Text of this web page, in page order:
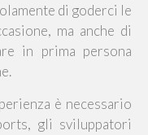
di goderci le
ma anche di
in prima persona
è necessario
gli sviluppatori